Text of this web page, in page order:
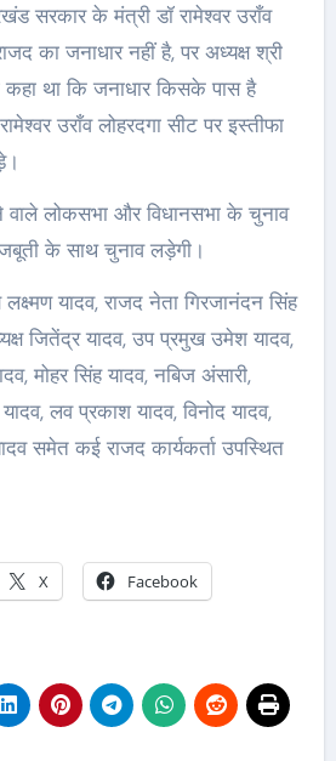
सरकार के मंत्री डॉ रामेश्वर उराँव
का जनाधार नहीं है, पर अध्यक्ष श्री
था कि जनाधार किसके पास है
उराँव लोहरदगा सीट पर इस्तीफा
वाले लोकसभा और विधानसभा के चुनाव
के साथ चुनाव लड़ेगी।
यादव, राजद नेता गिरजानंदन सिंह
जितेंद्र यादव, उप प्रमुख उमेश यादव,
मोहर सिंह यादव, नबिज अंसारी,
लव प्रकाश यादव, विनोद यादव,
समेत कई राजद कार्यकर्ता उपस्थित
X Facebook